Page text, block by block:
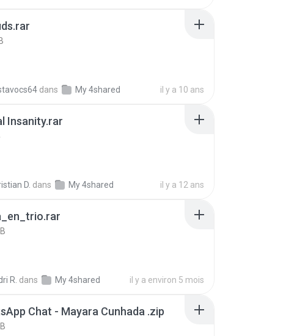
dans My 4shared il y a 10 ans
Insanity.rar
D. dans My 4shared il y a 12 ans
R. dans My 4shared il y a environ 5 mois
Chat - Mayara Cunhada .zip